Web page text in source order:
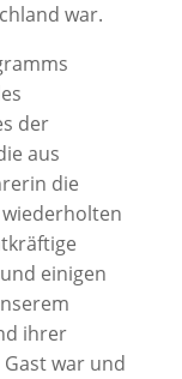
war.
der
aus
die
einigen
ihrer
war und